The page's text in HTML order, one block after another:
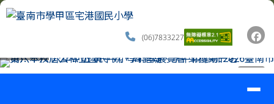
跳至主內容區
臺南市學甲區宅港國民小學
(06)7833227